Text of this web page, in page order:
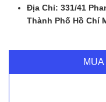
Địa Chỉ: 331/41
Thành Phố Hồ Chí